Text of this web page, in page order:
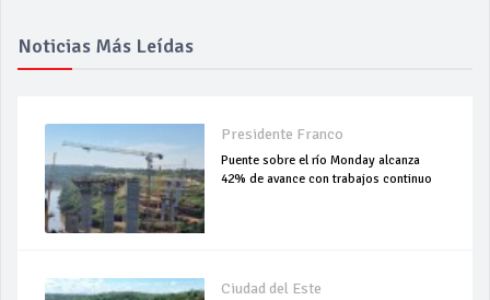
Noticias Más Leídas
Presidente Franco
Puente sobre el río Monday alcanza
42% de avance con trabajos continuo
Ciudad del Este